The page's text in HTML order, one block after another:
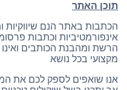
תוכן האתר
הכתבות באתר הנם שיווקיות
אינפורמטיביות וכתבות
הרשת ומהבנת הכותבים
מקצועי בכל נושא
אנו שואפים לספק לכם את